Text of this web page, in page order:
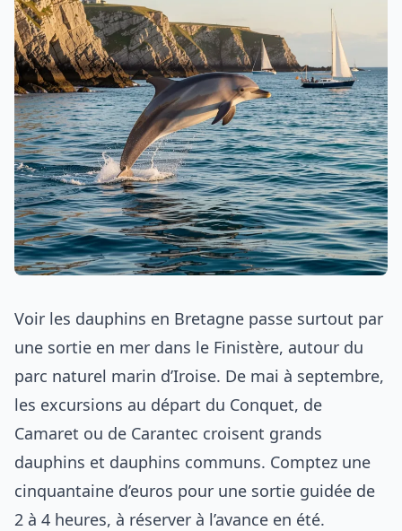
Voir les dauphins en Bretagne passe surtout par
une sortie en mer dans le Finistère, autour du
parc naturel marin d’Iroise. De mai à septembre,
les excursions au départ du Conquet, de
Camaret ou de Carantec croisent grands
dauphins et dauphins communs. Comptez une
cinquantaine d’euros pour une sortie guidée de
2 à 4 heures, à réserver à l’avance en été.